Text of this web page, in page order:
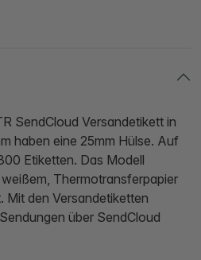
SendCloud Versandetikett in
haben eine 25mm Hülse. Auf
Etiketten. Das Modell
Thermotransferpapier
Mit den Versandetiketten
über SendCloud